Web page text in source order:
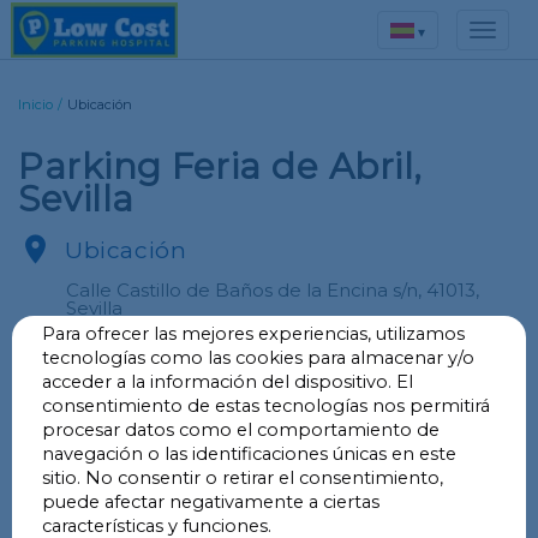
▾
Inicio / Ubicación
Parking Feria de Abril,
Sevilla
 Ubicación
Calle Castillo de Baños de la Encina s/n, 41013,
Sevilla
 LAT37.360527
LNG-5.975361
Llévame
Para ofrecer las mejores experiencias, utilizamos
tecnologías como las cookies para almacenar y/o
acceder a la información del dispositivo. El
consentimiento de estas tecnologías nos permitirá
procesar datos como el comportamiento de
navegación o las identificaciones únicas en este
sitio. No consentir o retirar el consentimiento,
puede afectar negativamente a ciertas
características y funciones.